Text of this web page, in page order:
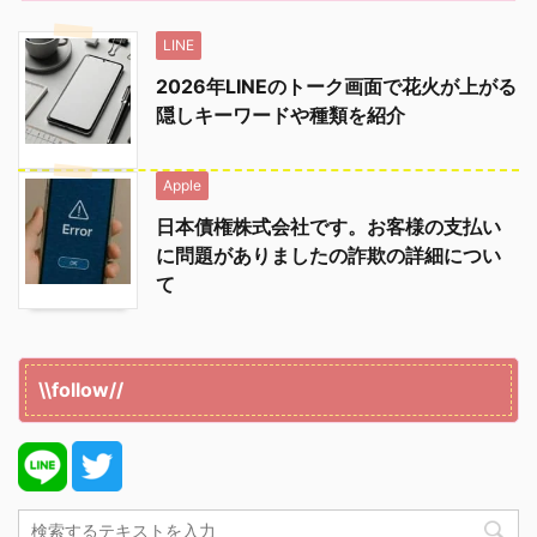
LINE
2026年LINEのトーク画面で花火が上がる
隠しキーワードや種類を紹介
Apple
日本債権株式会社です。お客様の支払い
に問題がありましたの詐欺の詳細につい
て
\\follow//